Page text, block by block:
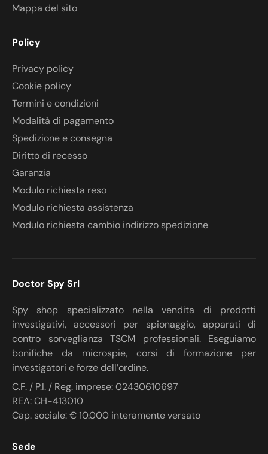
Mappa del sito
Policy
Privacy policy
Cookie policy
Termini e condizioni
Modalità di pagamento
Spedizione e consegna
Diritto di recesso
Garanzia
Modulo richiesta reso
Modulo richiesta assistenza
Modulo richiesta cambio indirizzo spedizione
Doctor Spy Srl
Spy shop specializzato nella vendita di prodotti
investigativi, accessori per spionaggio, apparati di
contro sorveglianza TSCM professionali. Eseguiamo
bonifiche da microspie, corsi di formazione per
investigatori e forze dell’ordine.
C.F. / P.I. / Reg. imprese: 02430610697
REA: CH-413010
Cap. sociale: € 10.000 interamente versato
Sede